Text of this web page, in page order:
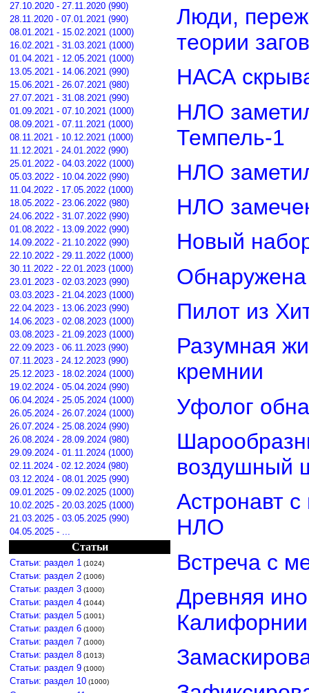
27.10.2020 - 27.11.2020 (990)
28.11.2020 - 07.01.2021 (990)
08.01.2021 - 15.02.2021 (1000)
16.02.2021 - 31.03.2021 (1000)
01.04.2021 - 12.05.2021 (1000)
13.05.2021 - 14.06.2021 (990)
15.06.2021 - 26.07.2021 (980)
27.07.2021 - 31.08.2021 (990)
01.09.2021 - 07.10.2021 (1000)
08.09.2021 - 07.11.2021 (1000)
08.11.2021 - 10.12.2021 (1000)
11.12.2021 - 24.01.2022 (990)
25.01.2022 - 04.03.2022 (1000)
05.03.2022 - 10.04.2022 (990)
11.04.2022 - 17.05.2022 (1000)
18.05.2022 - 23.06.2022 (980)
24.06.2022 - 31.07.2022 (990)
01.08.2022 - 13.09.2022 (990)
14.09.2022 - 21.10.2022 (990)
22.10.2022 - 29.11.2022 (1000)
30.11.2022 - 22.01.2023 (1000)
23.01.2023 - 02.03.2023 (990)
03.03.2023 - 21.04.2023 (1000)
22.04.2023 - 13.06.2023 (990)
14.06.2023 - 02.08.2023 (1000)
03.08.2023 - 21.09.2023 (1000)
22.09.2023 - 06.11.2023 (990)
07.11.2023 - 24.12.2023 (990)
25.12.2023 - 18.02.2024 (1000)
19.02.2024 - 05.04.2024 (990)
06.04.2024 - 25.05.2024 (1000)
26.05.2024 - 26.07.2024 (1000)
26.07.2024 - 25.08.2024 (990)
26.08.2024 - 28.09.2024 (980)
29.09.2024 - 01.11.2024 (1000)
02.11.2024 - 02.12.2024 (980)
03.12.2024 - 08.01.2025 (990)
09.01.2025 - 09.02.2025 (1000)
10.02.2025 - 20.03.2025 (1000)
21.03.2025 - 03.05.2025 (990)
04.05.2025 - ...
Статьи
Статьи: раздел 1 (1024)
Статьи: раздел 2 (1006)
Статьи: раздел 3 (1000)
Статьи: раздел 4 (1044)
Статьи: раздел 5 (1001)
Статьи: раздел 6 (1000)
Статьи: раздел 7 (1000)
Статьи: раздел 8 (1013)
Статьи: раздел 9 (1000)
Статьи: раздел 10 (1000)
Люди,
теории
НАСА
НЛО
Темпель-1
НЛО
НЛО
Новый
Обнаружена
Пилот из
Разумная
кремнии
Уфолог
воздушный
Астронавт
НЛО
Встреча с
Древняя
Калифорнии